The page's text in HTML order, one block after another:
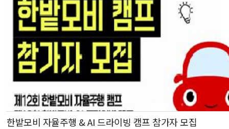
한밭모비 자율주행 & AI 드라이빙 캠프 참가자 모집